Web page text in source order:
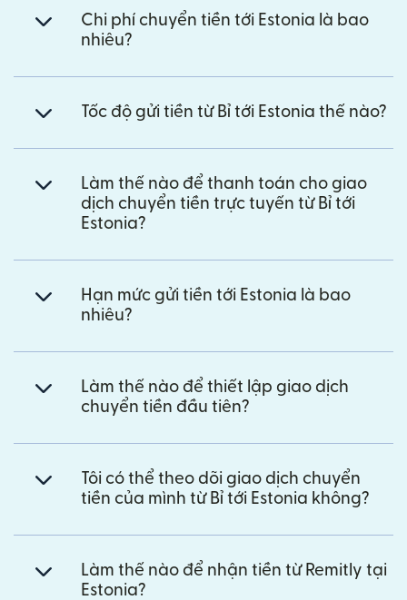
Chi phí chuyển tiền tới Estonia là bao
nhiêu?
Tốc độ gửi tiền từ Bỉ tới Estonia thế nào?
Làm thế nào để thanh toán cho giao
dịch chuyển tiền trực tuyến từ Bỉ tới
Estonia?
Hạn mức gửi tiền tới Estonia là bao
nhiêu?
Làm thế nào để thiết lập giao dịch
chuyển tiền đầu tiên?
Tôi có thể theo dõi giao dịch chuyển
tiền của mình từ Bỉ tới Estonia không?
Làm thế nào để nhận tiền từ Remitly tại
Estonia?